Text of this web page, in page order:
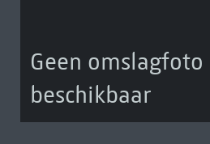
Geen omslagfoto
beschikbaar